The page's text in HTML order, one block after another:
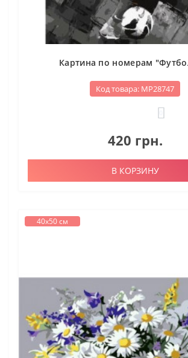
Картина по номерам
Код товара: МР28747
420 грн.
В КОРЗИНУ
40х50 см